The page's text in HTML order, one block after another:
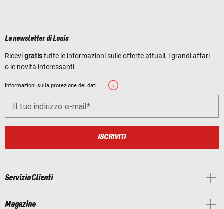
La newsletter di Louis
Ricevigratistutte le informazioni sulle offerte attuali, i grandi affari
o le novità interessanti.
Informazioni sulla protezione dei dati
Il tuo indirizzo e-mail
ISCRIVITI
Servizio Clienti
Magazine